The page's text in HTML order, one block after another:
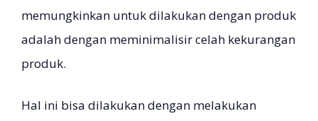
memungkinkan untuk dilakukan dengan produk
adalah dengan meminimalisir celah kekurangan
produk.
Hal ini bisa dilakukan dengan melakukan